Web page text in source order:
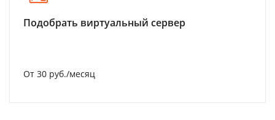
Подобрать виртуальный сервер
От 30 руб./месяц